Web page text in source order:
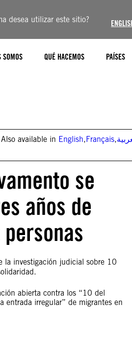
desea utilizar este sitio?
SOMOS QUÉ HACEMOS PAÍSES
Also available in English,Français,
se
años de
la investigación judicial sobre 10
abierta contra los “10 del
entrada irregular” de migrantes en